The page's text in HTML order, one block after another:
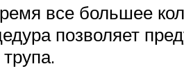
все большее
позволяет